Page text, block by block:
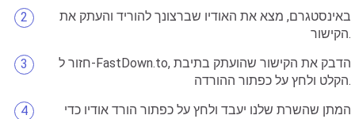
באינסטגרם, מצא את האודיו שברצונך להוריד והעתק את
הקישור.
חזור ל-FastDown.to, הדבק את הקישור שהועתק בתיבת
הקלט ולחץ על כפתור ההורדה.
המתן שהשרת שלנו יעבד ולחץ על כפתור הורד אודיו כדי